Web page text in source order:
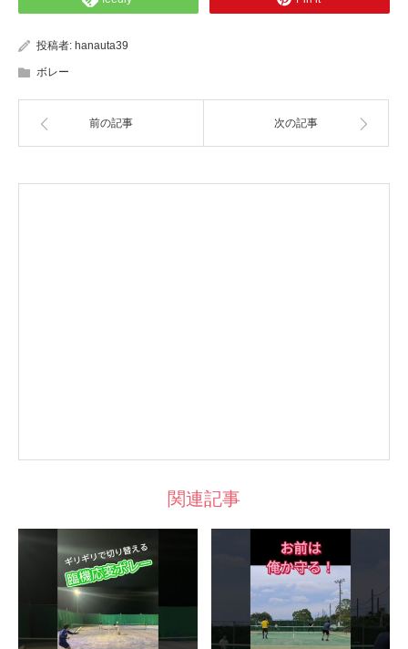
投稿者: hanauta39
ボレー
前の記事 次の記事
関連記事